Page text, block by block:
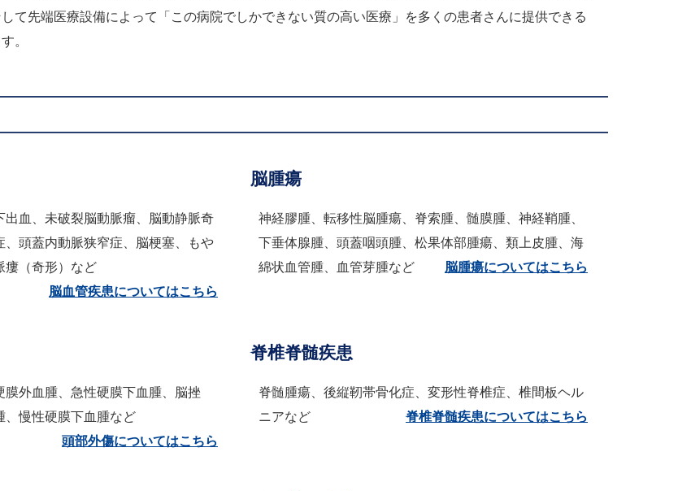
て先端医療設備によって「この病院でしかできない質の高い医療」を多くの患者さんに提供できる
。
出血、未破裂脳動脈瘤、脳動静脈奇
、頭蓋内動脈狭窄症、脳梗塞、もや
瘻（奇形）など
脳血管疾患についてはこちら
脳腫瘍
神経膠腫、転移性脳腫瘍、脊索腫、髄膜腫、神経鞘腫、
下垂体腺腫、頭蓋咽頭腫、松果体部腫瘍、類上皮腫、海
綿状血管腫、血管芽腫など
脳腫瘍についてはこちら
膜外血腫、急性硬膜下血腫、脳挫
、慢性硬膜下血腫など
頭部外傷についてはこちら
脊椎脊髄疾患
脊髄腫瘍、後縦靭帯骨化症、変形性脊椎症、椎間板ヘル
ニアなど
脊椎脊髄疾患についてはこちら